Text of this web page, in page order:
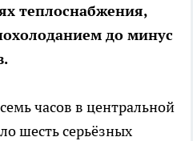
теплоснабжения,
до минус
часов в центральной
шесть серьёзных